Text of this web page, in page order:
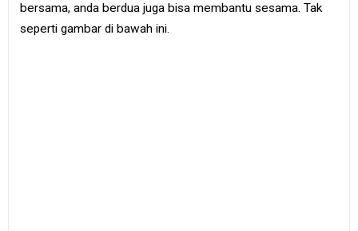
bersama, anda berdua juga bisa membantu sesama. Tak
seperti gambar di bawah ini.